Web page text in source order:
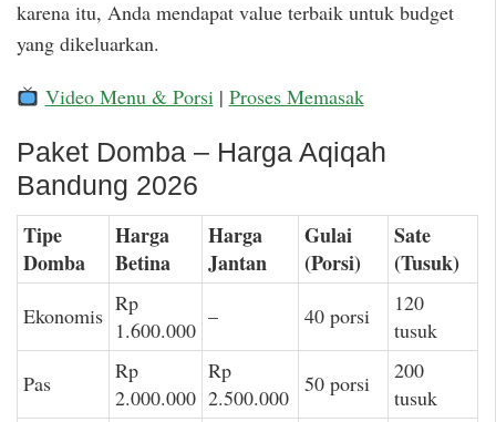
karena itu, Anda mendapat value terbaik untuk budget
yang dikeluarkan.
Video Menu & Porsi| Proses Memasak
Paket Domba – Harga Aqiqah
Bandung 2026
Tipe
Domba
Harga
Betina
Harga
Jantan
Gulai
(Porsi)
Sate
(Tusuk)
Ekonomis Rp
1.600.000
– 40 porsi
120
tusuk
Pas
Rp
2.000.000
Rp
2.500.000
50 porsi
200
tusuk